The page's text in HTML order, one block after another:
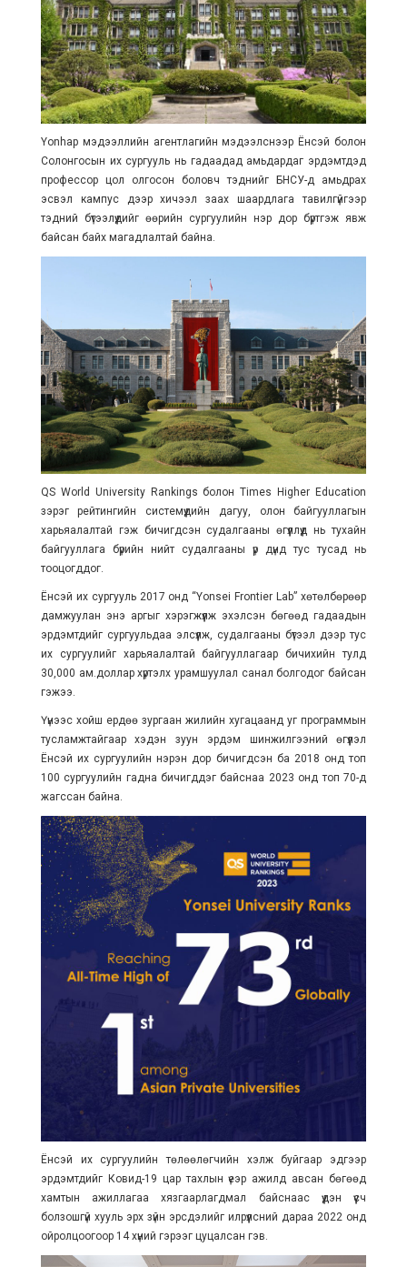
Yonhap мэдээллийн агентлагийн мэдээлснээр Ёнсэй болон
Солонгосын их сургууль нь гадаадад амьдардаг эрдэмтдэд
профессор цол олгосон боловч тэднийг БНСУ-д амьдрах
эсвэл кампус дээр хичээл заах шаардлага тавилгүйгээр
тэдний бүтээлүүдийг өөрийн сургуулийн нэр дор бүртгэж явж
байсан байх магадлалтай байна.
QS World University Rankings болон Times Higher Education
зэрэг рейтингийн системүүдийн дагуу, олон байгууллагын
харьяалалтай гэж бичигдсэн судалгааны өгүүллүүд нь тухайн
байгууллага бүрийн нийт судалгааны үр дүнд тус тусад нь
тооцогддог.
Ёнсэй их сургууль 2017 онд “Yonsei Frontier Lab” хөтөлбөрөөр
дамжуулан энэ аргыг хэрэгжүүлж эхэлсэн бөгөөд гадаадын
эрдэмтдийг сургуульдаа элсүүлж, судалгааны бүтээл дээр тус
их сургуулийг харьяалалтай байгууллагаар бичихийн тулд
30,000 ам.доллар хүртэлх урамшуулал санал болгодог байсан
гэжээ.
Үүнээс хойш ердөө зургаан жилийн хугацаанд уг программын
тусламжтайгаар хэдэн зуун эрдэм шинжилгээний өгүүлэл
Ёнсэй их сургуулийн нэрэн дор бичигдсэн ба 2018 онд топ
100 сургуулийн гадна бичигддэг байснаа 2023 онд топ 70-д
жагссан байна.
Ёнсэй их сургуулийн төлөөлөгчийн хэлж буйгаар эдгээр
эрдэмтдийг Ковид-19 цар тахлын үеэр ажилд авсан бөгөөд
хамтын ажиллагаа хязгаарлагдмал байснаас үүдэн үүсч
болзошгүй хууль эрх зүйн эрсдэлийг илрүүлсний дараа 2022 онд
ойролцоогоор 14 хүний гэрээг цуцалсан гэв.